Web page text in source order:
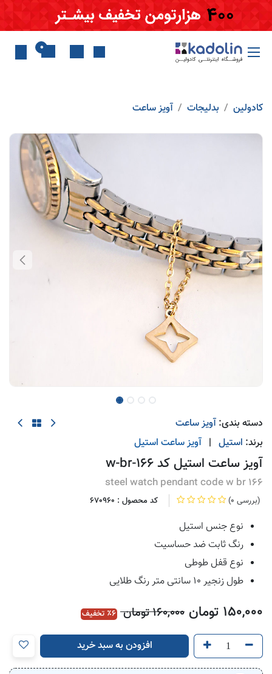
Skip to Content
0
کادولین بدلیجات آویز ساعت
دسته بندی: آویز ساعت
برند: استیل | آویز ساعت استیل
آویز ساعت استیل کد w-br-166
steel watch pendant code w br 166
(0 بررسی) کد محصول : 670960
نوع جنس استیل
رنگ ثابت ضد حساسیت
نوع قفل طوطی
طول زنجیر ۱۰ سانتی متر رنگ طلایی
150,000 تومان 160,000تومان 6٪ تخفیف
افزودن به سبد خرید